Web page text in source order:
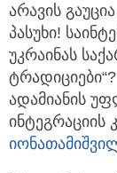
არავის
პასუხი!
უკრაინას
ადამიანის
ინტეგრაციის